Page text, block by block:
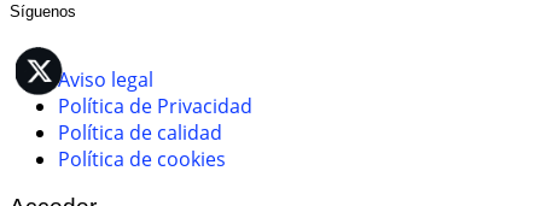
Síguenos
Aviso legal
Política de Privacidad
Política de calidad
Política de cookies